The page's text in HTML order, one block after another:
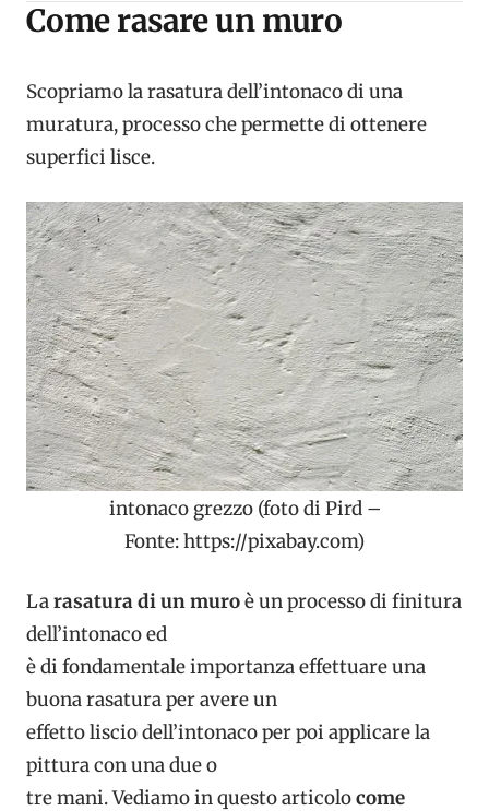
Come rasare un muro
Scopriamo la rasatura dell’intonaco di una
muratura, processo che permette di ottenere
superfici lisce.
intonaco grezzo (foto di Pird –
Fonte: https://pixabay.com)
Larasatura di un muroè un processo di finitura
dell’intonaco ed
è di fondamentale importanza effettuare una
buona rasatura per avere un
effetto liscio dell’intonaco per poi applicare la
pittura con una due o
tre mani. Vediamo in questo articolocome